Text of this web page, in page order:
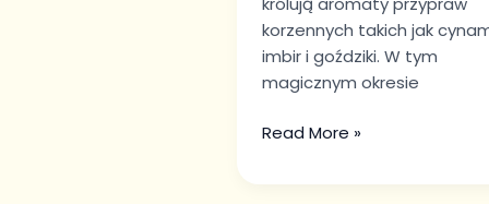
korzennych takich jak
imbir i goździki. W tym
magicznym okresie
Read More »